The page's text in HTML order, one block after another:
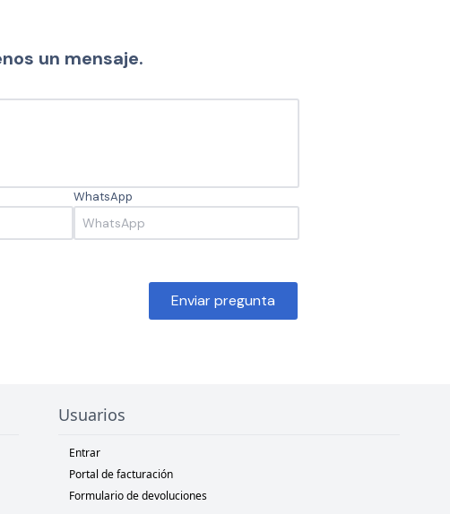
un mensaje.
WhatsApp
Enviar pregunta
Usuarios
Entrar
Portal de facturación
Formulario de devoluciones